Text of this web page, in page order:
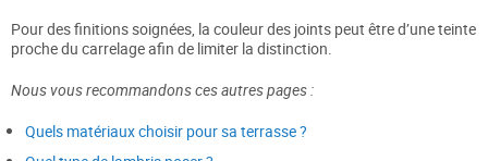
Pour des finitions soignées, la couleur des joints peut être d’une teinte
proche du carrelage afin de limiter la distinction.
Nous vous recommandons ces autres pages :
Quels matériaux choisir pour sa terrasse ?